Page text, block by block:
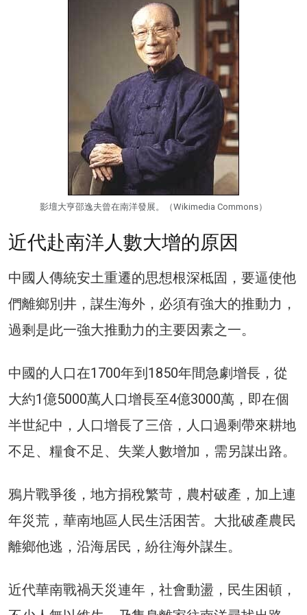
影壇大亨邵逸夫曾在南洋發展。（Wikimedia Commons）
近代赴南洋人數大增的原因
中國人傳統安土重遷的思想根深柢固，要逼使他
們離鄉別井，謀生海外，必須有強大的推動力，
過剩是此一強大推動力的主要因素之一。
中國的人口在1700年到1850年間急劇增長，從
大約1億5000萬人口增長至4億3000萬，即在個
半世紀中，人口增長了三倍，人口過剩帶來耕地
不足、糧食不足、失業人數增加，需另謀出路。
鴉片戰爭後，地方捐稅繁苛，農村破產，加上連
年災荒，華南地區人民生活困苦。大批破產農民
離鄉他逃，沿海居民，紛往海外謀生。
近代華南戰禍天災連年，社會動盪，民生困頓，